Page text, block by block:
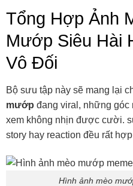
Tổng Hợp Ảnh
Mướp Siêu Hài
Vô Đối
Bộ sưu tập này sẽ mang lại
mướp đang viral, những
xem không nhịn được cười.
story hay reaction đều rất
Hình ảnh mèo